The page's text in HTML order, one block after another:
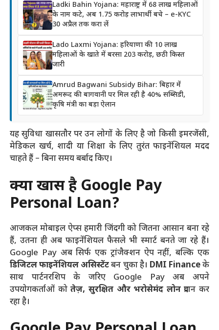
Ladki Bahin Yojana: महाराष्ट्र में 68 लाख महिलाओं
के नाम कटे, अब 1.75 करोड़ लाभार्थी बचे – e-KYC
30 अप्रैल तक करा लें
Lado Laxmi Yojana: हरियाणा की 10 लाख
महिलाओं के खाते में बरसा 203 करोड़, छठी किस्त
जारी
Amrud Bagwani Subsidy Bihar: बिहार में
अमरूद की बागवानी पर मिल रही है 40% सब्सिडी,
कृषि मंत्री का बड़ा ऐलान
यह सुविधा खासतौर पर उन लोगों के लिए है जो किसी इमरजेंसी,
मेडिकल खर्च, शादी या शिक्षा के लिए तुरंत फाइनेंशियल मदद
चाहते हैं – बिना समय बर्बाद किए।
क्यों खास है Google Pay
Personal Loan?
आजकल मोबाइल ऐप्स हमारी जिंदगी को जितना आसान बना रहे
हैं, उतना ही अब फाइनेंशियल फैसले भी स्मार्ट बनते जा रहे हैं।
Google Pay अब सिर्फ एक ट्रांजैक्शन ऐप नहीं, बल्कि एक
डिजिटल फाइनेंशियल असिस्टेंटबन चुका है। DMI Financeके
साथ पार्टनरशिप के जरिए Google Pay अब अपने
उपयोगकर्ताओं कोतेज़, सुरक्षित और भरोसेमंद लोनप्रदान कर
रहा है।